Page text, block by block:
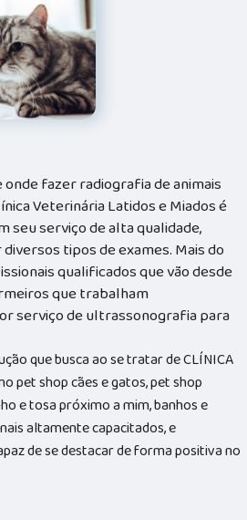
fazer radiografia de animais
Veterinária Latidos e Miados é
seu serviço de alta qualidade,
tipos de exames. Mais do
qualificados que vão desde
que trabalham
serviço de ultrassonografia para
que busca ao se tratar de CLÍNICA
pet shop cães e gatos, pet shop
e tosa próximo a mim, banhos e
altamente capacitados, e
de se destacar de forma positiva no